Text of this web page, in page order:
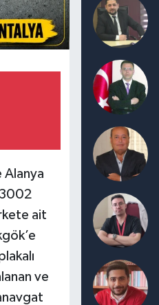
Alanya
3002
ait
ve